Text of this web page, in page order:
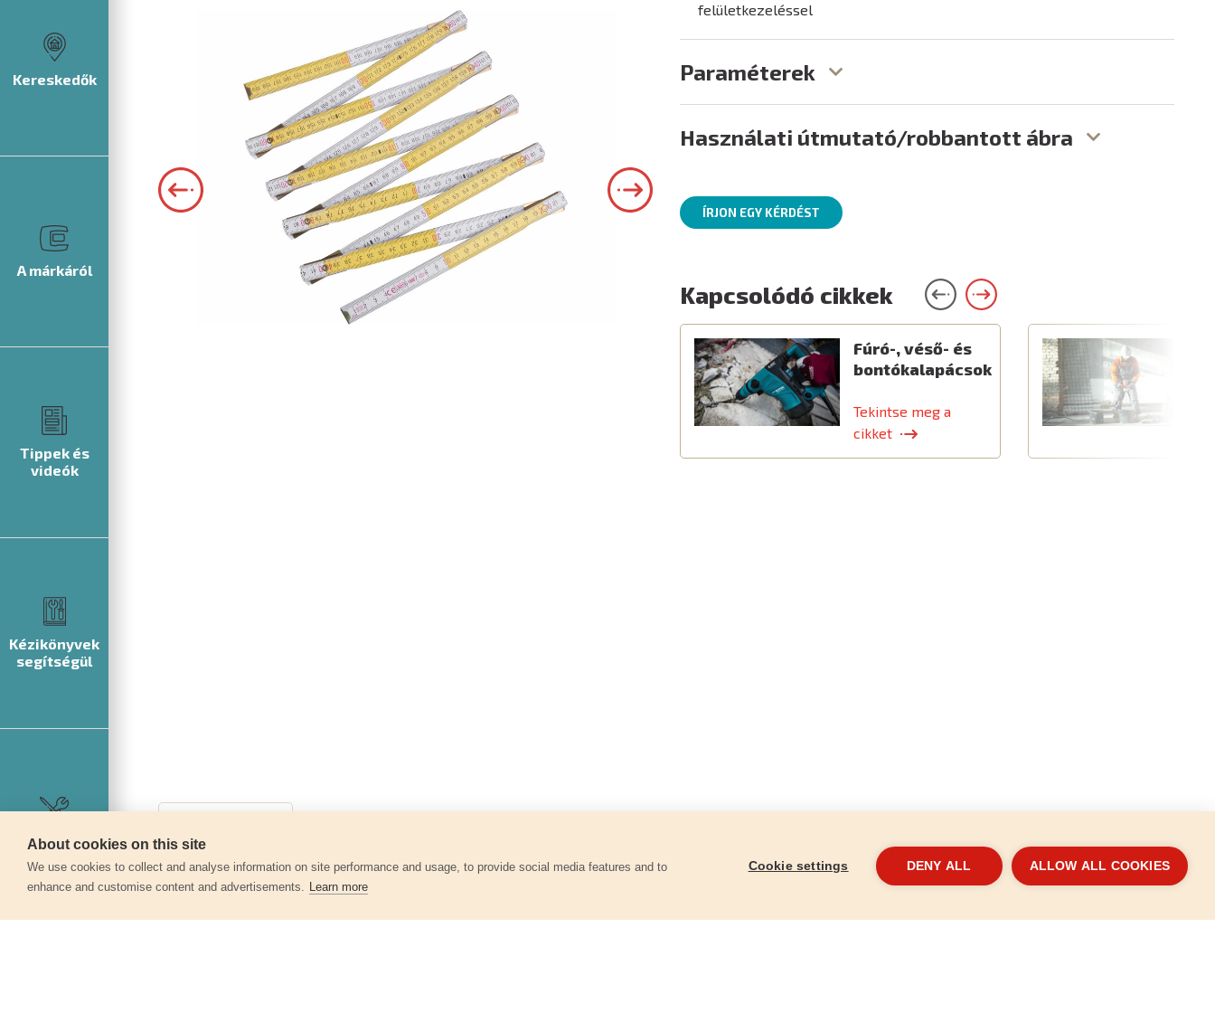
Kereskedők
A márkáról
Tippek és
videók
Kézikönyvek
segítségül
Szerviz
felületkezeléssel
Paraméterek
Használati útmutató/robbantott ábra
ÍRJON EGY KÉRDÉST
Kapcsolódó cikkek
Fúró-, véső- és
bontókalapácsok
Tekintse meg a
cikket
About cookies on this site
We use cookies to collect and analyse information on site performance and usage, to provide social media features and to
enhance and customise content and advertisements. Learn more
Cookie settings DENY ALL ALLOW ALL COOKIES